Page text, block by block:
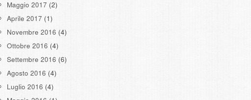
Maggio 2017 (2)
Aprile 2017 (1)
Novembre 2016 (4)
Ottobre 2016 (4)
Settembre 2016 (6)
Agosto 2016 (4)
Luglio 2016 (4)